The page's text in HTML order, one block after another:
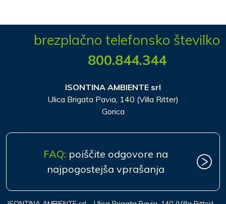
brezplačno telefonsko številko
800.844.344
ISONTINA AMBIENTE srl
Ulica Brigata Pavia, 140 (Villa Ritter)
Gorica
FAQ: poiščite odgovore na
najpogostejša vprašanja